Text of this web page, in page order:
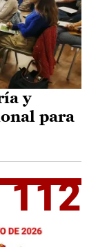
y
para
112